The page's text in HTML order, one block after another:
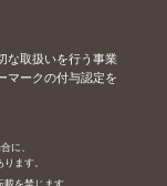
な取扱いを行う事業
マークの付与認定を
に、
ます。
を禁じます。